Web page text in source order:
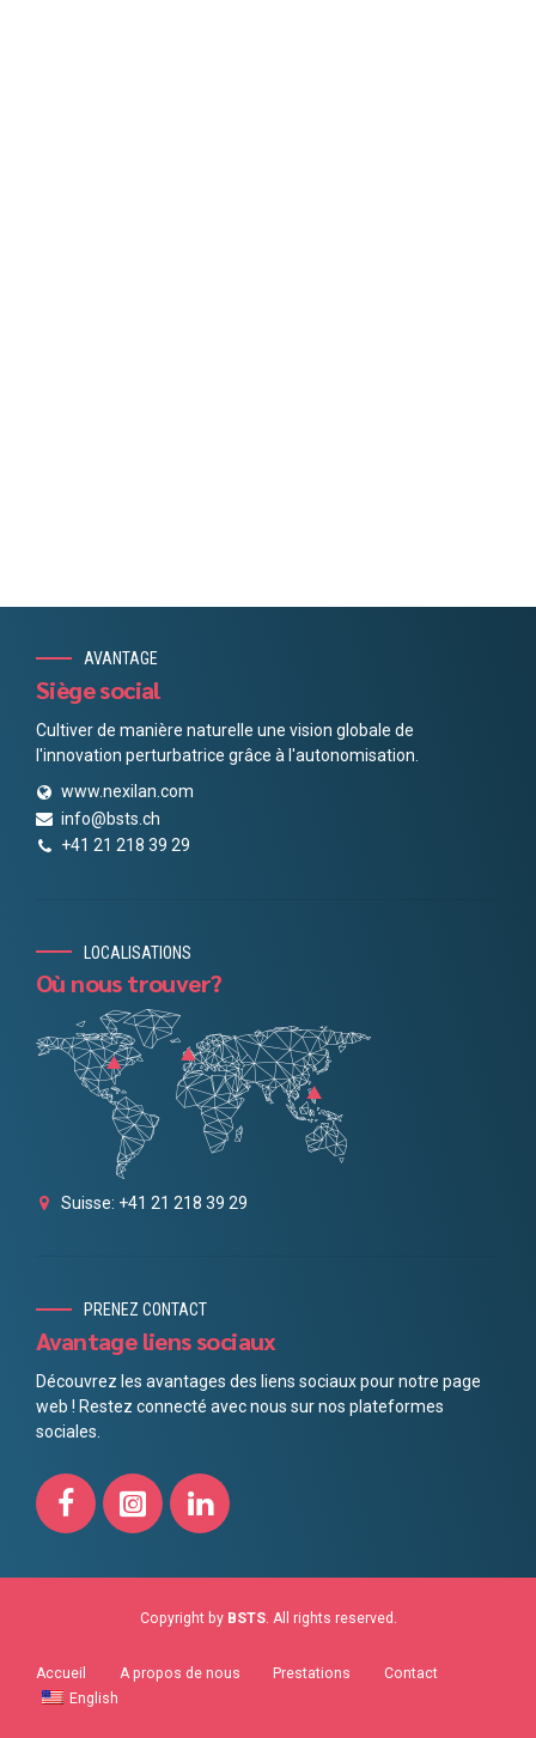
AVANTAGE
Siège social
Cultiver de manière naturelle une vision globale de
l'innovation perturbatrice grâce à l'autonomisation.
www.nexilan.com
info@bsts.ch
+41 21 218 39 29
LOCALISATIONS
Où nous trouver?
Suisse: +41 21 218 39 29
PRENEZ CONTACT
Avantage liens sociaux
Découvrez les avantages des liens sociaux pour notre page
web ! Restez connecté avec nous sur nos plateformes
sociales.
Copyright by BSTS. All rights reserved.
Accueil A propos de nous Prestations
Contact
English